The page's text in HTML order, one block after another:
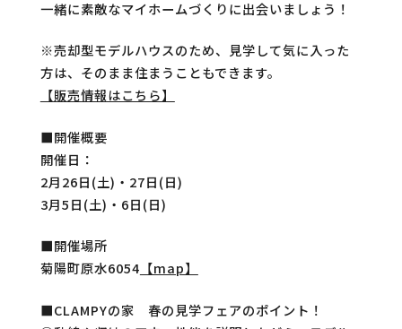
一緒に素敵なマイホームづくりに出会いましょう！
※売却型モデルハウスのため、見学して気に入った
方は、そのまま住まうこともできます。
【販売情報はこちら】
■開催概要
開催日：
2月26日(土)・27日(日)
3月5日(土)・6日(日)
■開催場所
菊陽町原水6054 【map】
■CLAMPYの家 春の見学フェアのポイント！